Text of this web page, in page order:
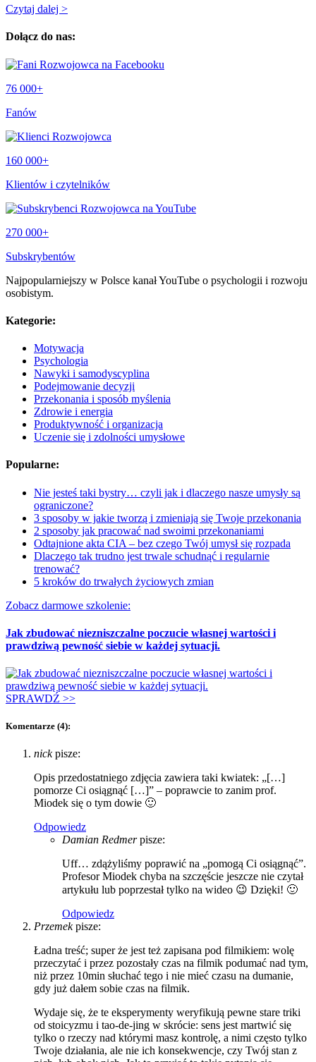
Czytaj dalej >
Dołącz do nas:
76 000+
Fanów
160 000+
Klientów i czytelników
270 000+
Subskrybentów
Najpopularniejszy w Polsce kanał YouTube o psychologii i rozwoju
osobistym.
Kategorie:
Motywacja
Psychologia
Nawyki i samodyscyplina
Podejmowanie decyzji
Przekonania i sposób myślenia
Zdrowie i energia
Produktywność i organizacja
Uczenie się i zdolności umysłowe
Popularne:
Nie jesteś taki bystry… czyli jak i dlaczego nasze umysły są
ograniczone?
​​​​3 sposoby w jakie tworzą i zmieniają się Twoje przekonania
2 sposoby jak pracować nad swoimi przekonaniami
Odtajnione akta CIA – bez czego Twój umysł się rozpada
Dlaczego tak trudno jest trwale schudnąć i regularnie
trenować?
5 kroków do trwałych życiowych zmian
Zobacz darmowe szkolenie:
Jak zbudować niezniszczalne poczucie własnej wartości i
prawdziwą pewność siebie w każdej sytuacji.
SPRAWDŹ >>
Komentarze (4):
nick pisze:
Opis przedostatniego zdjęcia zawiera taki kwiatek: „[…]
pomorze Ci osiągnąć […]” – poprawcie to zanim prof.
Miodek się o tym dowie 🙂
Odpowiedz
Damian Redmer pisze:
Uff… zdążyliśmy poprawić na „pomogą Ci osiągnąć”.
Profesor Miodek chyba na szczęście jeszcze nie czytał
artykułu lub poprzestał tylko na wideo 😉 Dzięki! 🙂
Odpowiedz
Przemek pisze:
Ładna treść; super że jest też zapisana pod filmikiem: wolę
przeczytać i przez pozostały czas na filmik podumać nad tym,
niż przez 10min słuchać tego i nie mieć czasu na dumanie,
gdy już dałem sobie czas na filmik.
Wydaje się, że te eksperymenty weryfikują pewne stare triki
od stoicyzmu i tao-de-jing w skrócie: sens jest martwić się
tylko o rzeczy nad którymi masz kontrolę, a nimi często tylko
Twoje działania, ale nie ich konsekwencje, czy Twój stan z